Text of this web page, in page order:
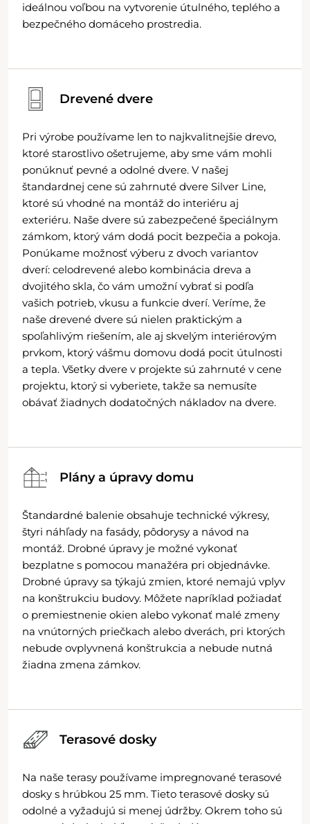
ideálnou voľbou na vytvorenie útulného, teplého a
bezpečného domáceho prostredia.
Drevené dvere
Pri výrobe používame len to najkvalitnejšie drevo,
ktoré starostlivo ošetrujeme, aby sme vám mohli
ponúknuť pevné a odolné dvere. V našej
štandardnej cene sú zahrnuté dvere Silver Line,
ktoré sú vhodné na montáž do interiéru aj
exteriéru. Naše dvere sú zabezpečené špeciálnym
zámkom, ktorý vám dodá pocit bezpečia a pokoja.
Ponúkame možnosť výberu z dvoch variantov
dverí: celodrevené alebo kombinácia dreva a
dvojitého skla, čo vám umožní vybrať si podľa
vašich potrieb, vkusu a funkcie dverí. Veríme, že
naše drevené dvere sú nielen praktickým a
spoľahlivým riešením, ale aj skvelým interiérovým
prvkom, ktorý vášmu domovu dodá pocit útulnosti
a tepla. Všetky dvere v projekte sú zahrnuté v cene
projektu, ktorý si vyberiete, takže sa nemusíte
obávať žiadnych dodatočných nákladov na dvere.
Plány a úpravy domu
Štandardné balenie obsahuje technické výkresy,
štyri náhľady na fasády, pôdorysy a návod na
montáž. Drobné úpravy je možné vykonať
bezplatne s pomocou manažéra pri objednávke.
Drobné úpravy sa týkajú zmien, ktoré nemajú vplyv
na konštrukciu budovy. Môžete napríklad požiadať
o premiestnenie okien alebo vykonať malé zmeny
na vnútorných priečkach alebo dverách, pri ktorých
nebude ovplyvnená konštrukcia a nebude nutná
žiadna zmena zámkov.
Terasové dosky
Na naše terasy používame impregnované terasové
dosky s hrúbkou 25 mm. Tieto terasové dosky sú
odolné a vyžadujú si menej údržby. Okrem toho sú